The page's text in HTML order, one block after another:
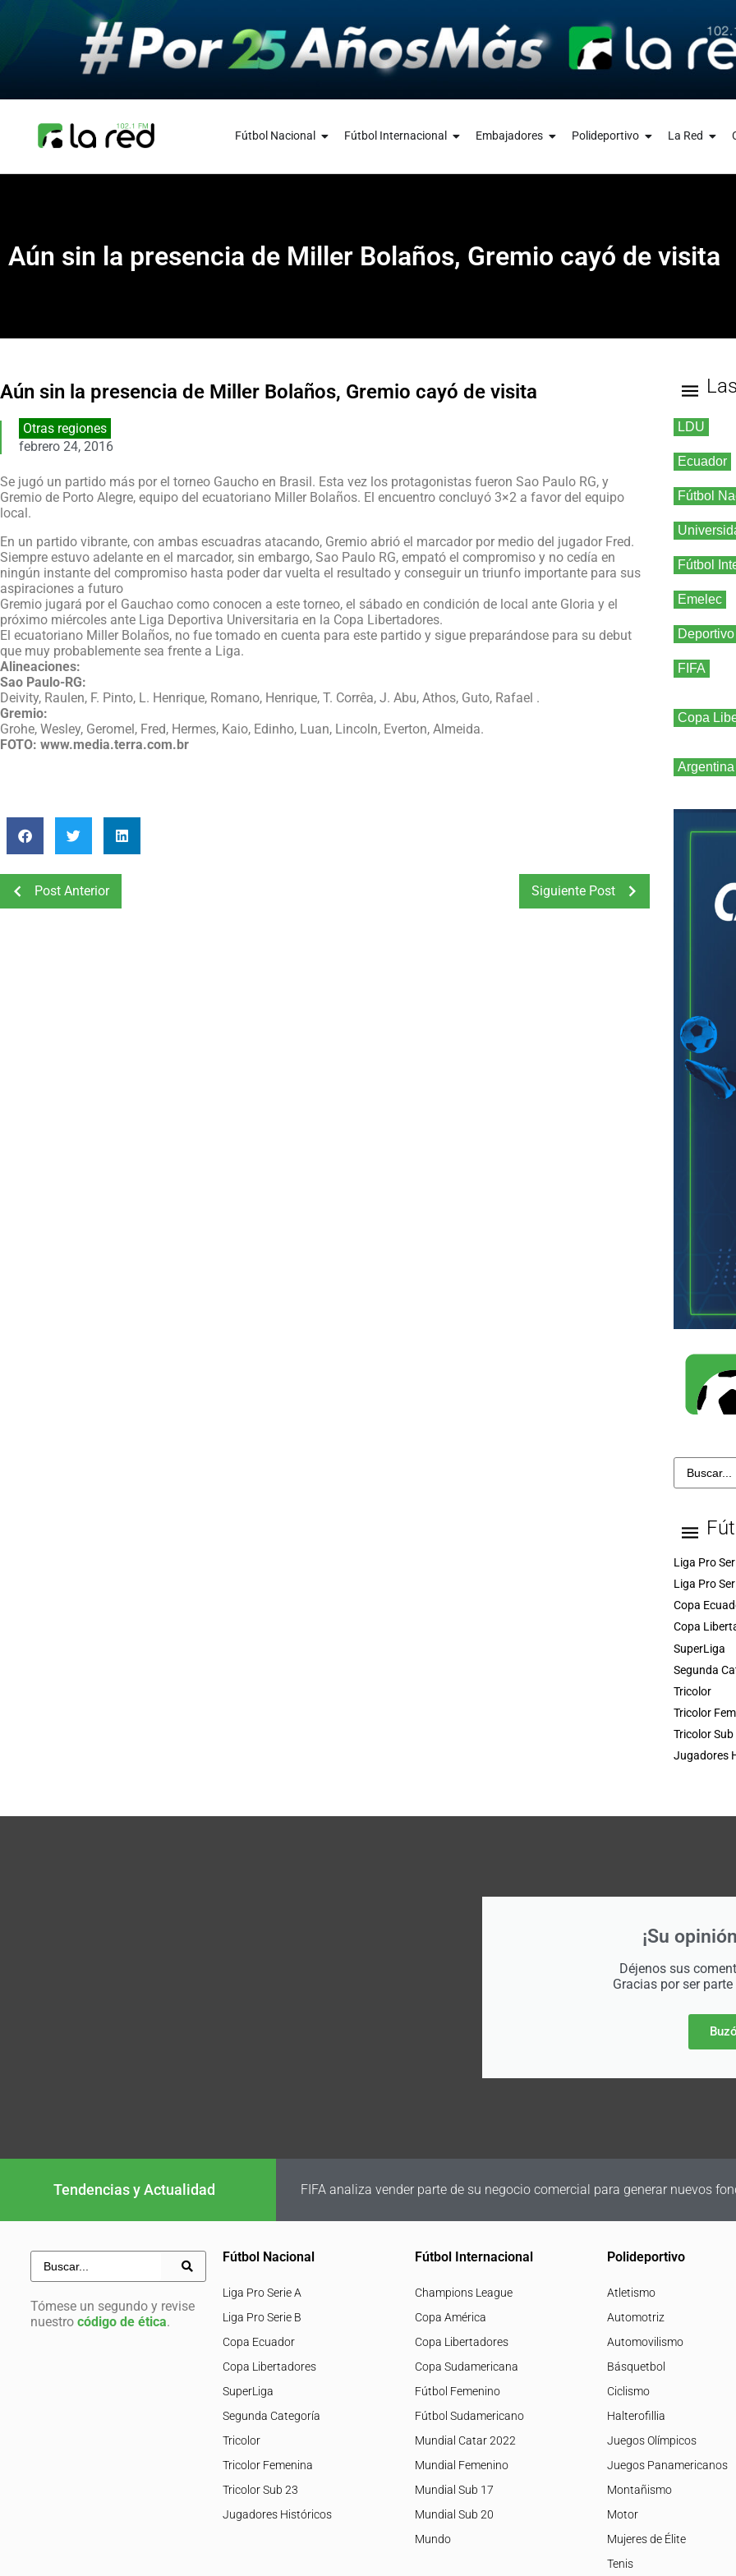
Fútbol Nacional Fútbol Internacional Embajadores Polideportivo La Red
Aún sin la presencia de Miller Bolaños, Gremio cayó de visita
Aún sin la presencia de Miller Bolaños, Gremio cayó de visita
Otras regiones
febrero 24, 2016
Se jugó un partido más por el torneo Gaucho en Brasil. Esta vez los protagonistas fueron Sao Paulo RG, y
Gremio de Porto Alegre, equipo del ecuatoriano Miller Bolaños. El encuentro concluyó 3×2 a favor del equipo
local.
En un partido vibrante, con ambas escuadras atacando, Gremio abrió el marcador por medio del jugador Fred.
Siempre estuvo adelante en el marcador, sin embargo, Sao Paulo RG, empató el compromiso y no cedía en
ningún instante del compromiso hasta poder dar vuelta el resultado y conseguir un triunfo importante para sus
aspiraciones a futuro
Gremio jugará por el Gauchao como conocen a este torneo, el sábado en condición de local ante Gloria y el
próximo miércoles ante Liga Deportiva Universitaria en la Copa Libertadores.
El ecuatoriano Miller Bolaños, no fue tomado en cuenta para este partido y sigue preparándose para su debut
que muy probablemente sea frente a Liga.
Alineaciones:
Sao Paulo-RG:
Deivity, Raulen, F. Pinto, L. Henrique, Romano, Henrique, T. Corrêa, J. Abu, Athos, Guto, Rafael .
Gremio:
Grohe, Wesley, Geromel, Fred, Hermes, Kaio, Edinho, Luan, Lincoln, Everton, Almeida.
FOTO: www.media.terra.com.br
Post Anterior Siguiente Post
LDU
Ecuador
Fútbol
Fútbol
Emelec
FIFA
Copa
Argentina
Liga Pro
Liga Pro
Copa
Copa
SuperLiga
Segunda
Tricolor
Tricolor
Tricolor Sub
Jugadores
¡Su
Déjenos sus
Gracias por ser
Tendencias y Actualidad FIFA analiza vender parte de su negocio comercial para generar nuevos
Tómese un segundo y revise
nuestro código de ética.
Fútbol Nacional
Liga Pro Serie A
Liga Pro Serie B
Copa Ecuador
Copa Libertadores
SuperLiga
Segunda Categoría
Tricolor
Tricolor Femenina
Tricolor Sub 23
Jugadores Históricos
Fútbol Internacional
Champions League
Copa América
Copa Libertadores
Copa Sudamericana
Fútbol Femenino
Fútbol Sudamericano
Mundial Catar 2022
Mundial Femenino
Mundial Sub 17
Mundial Sub 20
Mundo
Polideportivo
Atletismo
Automotriz
Automovilismo
Básquetbol
Ciclismo
Halterofillia
Juegos Olímpicos
Juegos Panamericanos
Montañismo
Motor
Mujeres de Élite
Tenis